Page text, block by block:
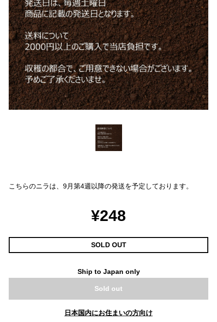
こちらのニラは、9月第4週以降の発送を予定しております。
¥248
SOLD OUT
Ship to Japan only
Sold out
日本国内にお住まいの方向け